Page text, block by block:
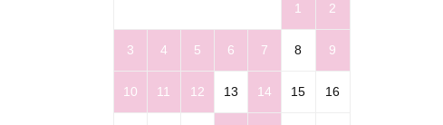
1 2
3 4 5 6 7 8 9
10 11 12 13 14 15 16